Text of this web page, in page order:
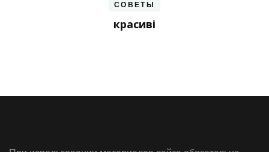
СОВЕТЫ
красиві